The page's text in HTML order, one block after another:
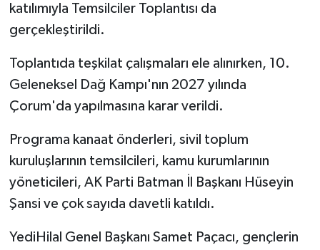
katılımıyla Temsilciler Toplantısı da
gerçekleştirildi.
Toplantıda teşkilat çalışmaları ele alınırken, 10.
Geleneksel Dağ Kampı'nın 2027 yılında
Çorum'da yapılmasına karar verildi.
Programa kanaat önderleri, sivil toplum
kuruluşlarının temsilcileri, kamu kurumlarının
yöneticileri, AK Parti Batman İl Başkanı Hüseyin
Şansi ve çok sayıda davetli katıldı.
YediHilal Genel Başkanı Samet Paçacı, gençlerin